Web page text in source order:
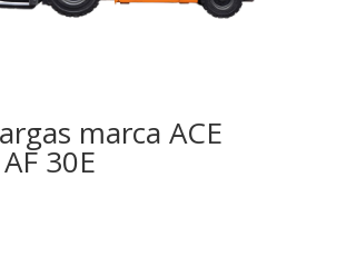
marca ACE
30E